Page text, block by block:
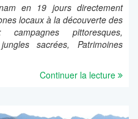
en 19 jours directement
locaux à la découverte des
pittoresques,
sacrées, Patrimoines
Continuer la lecture